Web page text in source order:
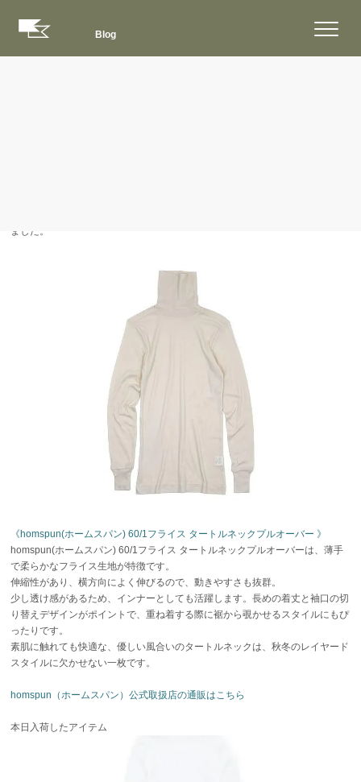
Blog
ました。
《homspun(ホームスパン) 60/1フライス タートルネックプルオーバー 》
homspun(ホームスパン) 60/1フライス タートルネックプルオーバーは、薄手
で柔らかなフライス生地が特徴です。
伸縮性があり、横方向によく伸びるので、動きやすさも抜群。
少し透け感があるため、インナーとしても活躍します。長めの着丈と袖口の切
り替えデザインがポイントで、重ね着する際に裾から覗かせるスタイルにもぴ
ったりです。
素肌に触れても快適な、優しい風合いのタートルネックは、秋冬のレイヤード
スタイルに欠かせない一枚です。
homspun（ホームスパン）公式取扱店の通販はこちら
本日入荷したアイテム